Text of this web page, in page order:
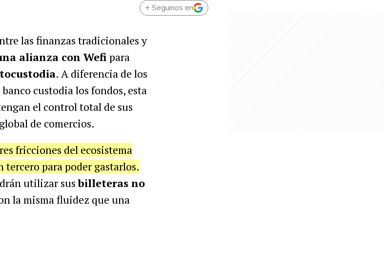
+ Seguinos en
las finanzas tradicionales y
alianza con Wefi para
. A diferencia de los
custodia los fondos, esta
el control total de sus
de comercios.
fricciones del ecosistema
para poder gastarlos.
utilizar susbilleteras no
la misma fluidez que una